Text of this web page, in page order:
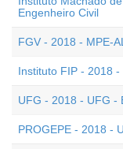
Engenheiro Civil
FGV - 2018 - MPE-
Instituto FIP - 2018
UFG - 2018 - UFG -
PROGEPE - 2018 -